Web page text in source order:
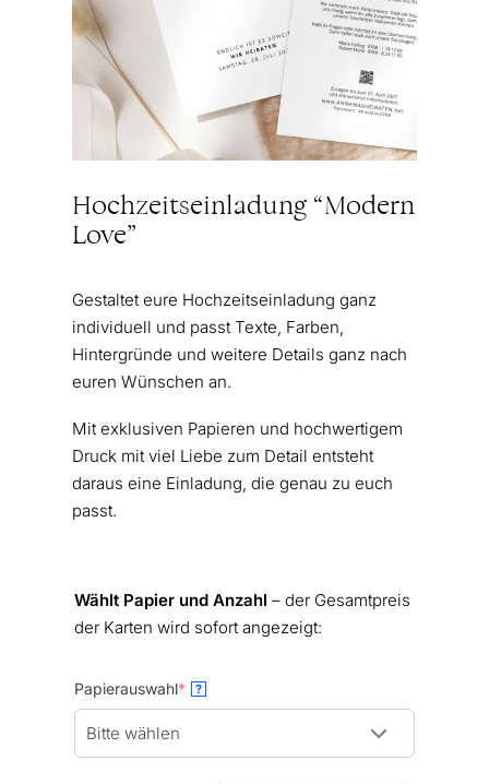
Hochzeitseinladung “Modern
Love”
Gestaltet eure Hochzeitseinladung ganz
individuell und passt Texte, Farben,
Hintergründe und weitere Details ganz nach
euren Wünschen an.
Mit exklusiven Papieren und hochwertigem
Druck mit viel Liebe zum Detail entsteht
daraus eine Einladung, die genau zu euch
passt.
Wählt Papier und Anzahl – der Gesamtpreis
der Karten wird sofort angezeigt:
Papierauswahl*(required)
?